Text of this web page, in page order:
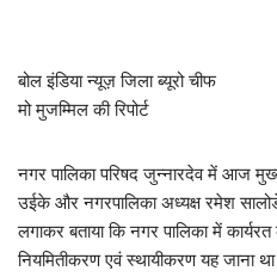
बोल इंडिया न्यूज़ जिला ब्यूरो चीफ
मो मुजम्मिल की रिपोर्ट
नगर पालिका परिषद जुन्नारदेव में आज
उईके और नगरपालिका अध्यक्ष रमेश
लगाकर बताया कि नगर पालिका में
नियमितीकरण एवं स्थायीकरण यह जाना